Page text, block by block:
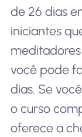
de 26 dias
iniciantes
você pode
dias. Se
o curso
oferece a